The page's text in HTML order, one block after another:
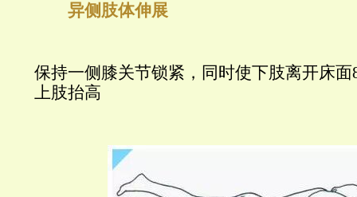
异侧肢体伸展
保持一侧膝关节锁紧，同时使下肢离开床
上肢抬高